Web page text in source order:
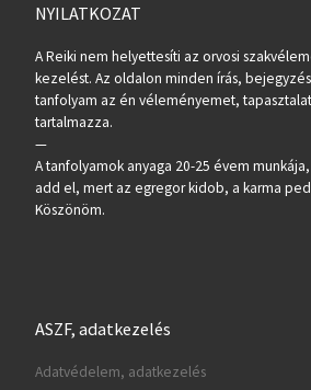
NYILATKOZAT
A Reiki nem helyettesíti az orvosi
kezelést. Az oldalon minden írás,
tanfolyam az én véleményemet,
tartalmazza.
—
A tanfolyamok anyaga 20-25 évem
add el, mert az egregor kidob, a karma
Köszönöm.
ASZF, adatkezelés
Adatvédelem, adatkezelés